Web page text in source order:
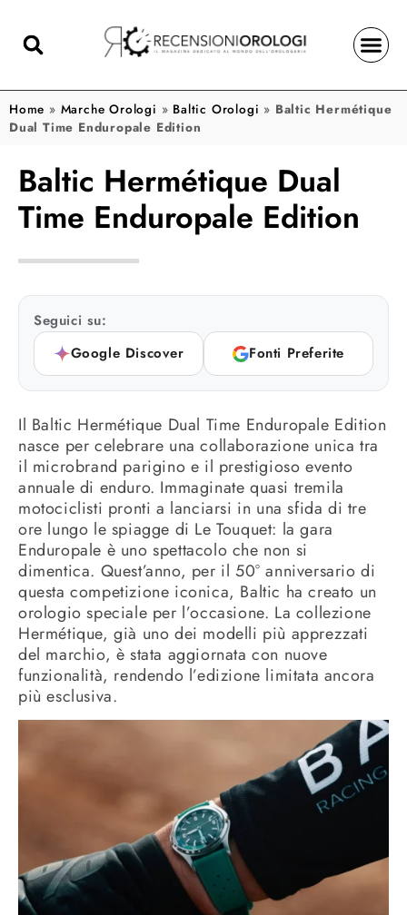
Home » Marche Orologi » Baltic Orologi » Baltic Hermétique
Dual Time Enduropale Edition
Baltic Hermétique Dual
Time Enduropale Edition
Seguici su:
Google Discover
Fonti Preferite
Il Baltic Hermétique Dual Time Enduropale Edition
nasce per celebrare una collaborazione unica tra
il microbrand parigino e il prestigioso evento
annuale di enduro. Immaginate quasi tremila
motociclisti pronti a lanciarsi in una sfida di tre
ore lungo le spiagge di Le Touquet: la gara
Enduropale è uno spettacolo che non si
dimentica. Quest’anno, per il 50° anniversario di
questa competizione iconica, Baltic ha creato un
orologio speciale per l’occasione. La collezione
Hermétique, già uno dei modelli più apprezzati
del marchio, è stata aggiornata con nuove
funzionalità, rendendo l’edizione limitata ancora
più esclusiva.